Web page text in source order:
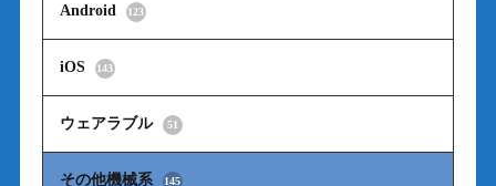
Android 123
iOS 143
ウェアラブル 51
その他機械系 145